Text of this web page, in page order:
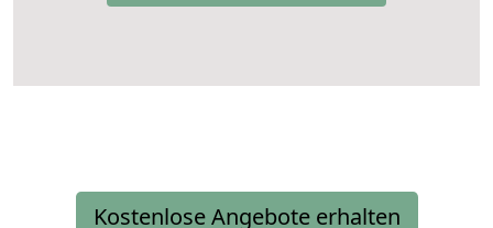
Kostenlose Angebote erhalten